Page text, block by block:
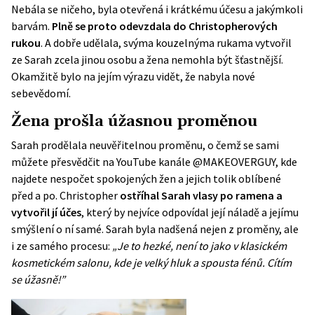
Nebála se ničeho, byla otevřená i krátkému účesu a jakýmkoli
barvám. Plně se proto odevzdala do Christopherových
rukou. A dobře udělala, svýma kouzelnýma rukama vytvořil
ze Sarah zcela jinou osobu a žena nemohla být šťastnější.
Okamžitě bylo na jejím výrazu vidět, že nabyla nové
sebevědomí.
Žena prošla úžasnou proměnou
Sarah prodělala neuvěřitelnou proměnu, o čemž se sami
můžete přesvědčit naYouTube kanále @MAKEOVERGUY, kde
najdete nespočet spokojených žen a jejich tolik oblíbené
před a po. Christopher ostříhal Sarah vlasy po ramena a
vytvořil jí účes, který by nejvíce odpovídal její náladě a jejímu
smýšlení o ní samé. Sarah byla nadšená nejen z proměny, ale
i ze samého procesu: „Je to hezké, není to jako v klasickém
kosmetickém salonu, kde je velký hluk a spousta fénů. Cítím
se úžasně!”